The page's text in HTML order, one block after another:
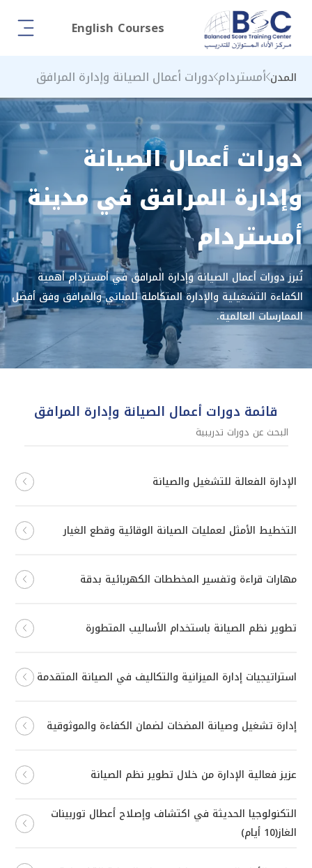
English Courses
المدن أمستردام دورات أعمال الصيانة وإدارة المرافق
دورات أعمال الصيانة
وإدارة المرافق في مدينة
أمستردام
تُبرز دورات أعمال الصيانة وإدارة المرافق في أمستردام أهمية
الكفاءة التشغيلية والإدارة المتكاملة للمباني والمرافق وفق أفضل
الممارسات العالمية.
قائمة دورات أعمال الصيانة وإدارة المرافق
الإدارة الفعالة للتشغيل والصيانة
التخطيط الأمثل لعمليات الصيانة الوقائية وقطع الغيار
مهارات قراءة وتفسير المخططات الكهربائية بدقة
تطوير نظم الصيانة باستخدام الأساليب المتطورة
استراتيجيات إدارة الميزانية والتكاليف في الصيانة المتقدمة
إدارة تشغيل وصيانة المضخات لضمان الكفاءة والموثوقية
عزيز فعالية الإدارة من خلال تطوير نظم الصيانة
التكنولوجيا الحديثة في اكتشاف وإصلاح أعطال توربينات
الغاز(10 أيام)